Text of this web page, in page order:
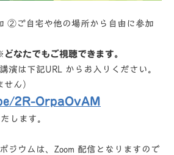
②ご⾃宅や他の場所から⾃由に参加
なたでもご視聴できます。
演は下記URL からお⼊りください。
ん）
2R-OrpaOvAM
します。
ジウムは、Zoom 配信となりますので